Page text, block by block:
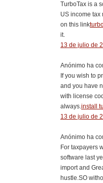
TurboTax is a
US income tax
on this link
it.
13 de julio de
Anónimo ha
If you wish to
and you have
with license
always.install
13 de julio de
Anónimo ha
For taxpayers
software last
import and
hustle.SO